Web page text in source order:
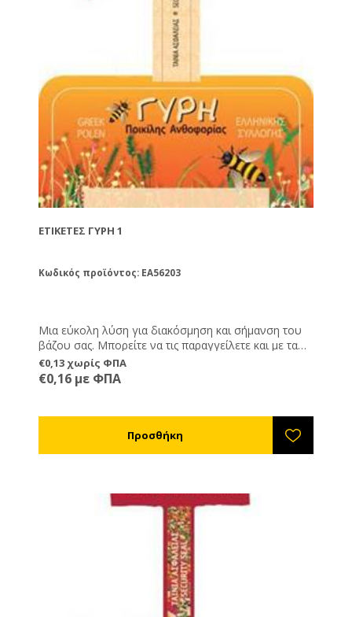
ΕΤΙΚΈΤΕΣ ΓΎΡΗ 1
Κωδικός προϊόντος: EA56203
Μια εύκολη λύση για διακόσμηση και σήμανση του
βάζου σας. Μπορείτε να τις παραγγείλετε και με τα
στοιχεία σας εκτυπωμένα, καθώς και ημερομηνία
παραγωγής, λήξης και καθαρό βάρος.
€0,13 χωρίς ΦΠΑ
€0,16 με ΦΠΑ